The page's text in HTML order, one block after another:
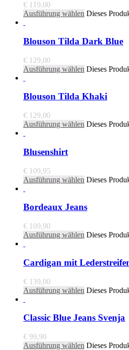
€ 119,00
Ausführung wählen Dieses
Blouson Tilda Dark Blue
€ 129,00
Ausführung wählen Dieses
Blouson Tilda Khaki
€ 129,00
Ausführung wählen Dieses
Blusenshirt
€ 109,95
Ausführung wählen Dieses
Bordeaux Jeans
€ 109,90
Ausführung wählen Dieses
Cardigan mit
€ 139,00
Ausführung wählen Dieses
Classic Blue Jeans Svenja
€ 99,90
Ausführung wählen Dieses